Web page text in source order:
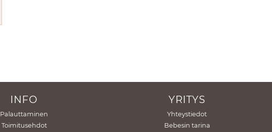
INFO
Palauttaminen
Toimitusehdot
YRITYS
Yhteystiedot
Bebesin tarina